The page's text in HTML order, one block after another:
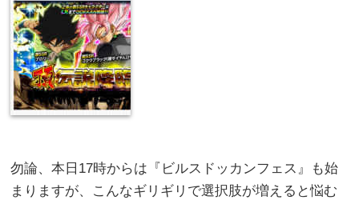
勿論、本日17時からは『ビルスドッカンフェス』も始
まりますが、こんなギリギリで選択肢が増えると悩む